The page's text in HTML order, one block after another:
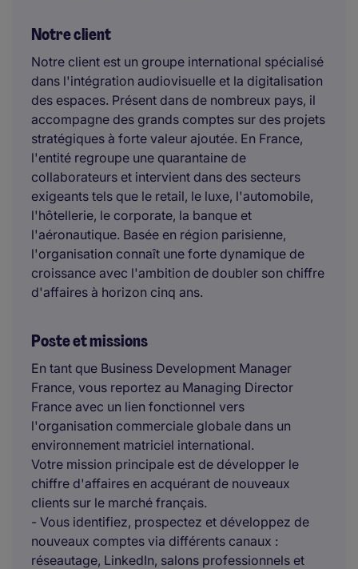
Notre client
Notre client est un groupe international spécialisé
dans l'intégration audiovisuelle et la digitalisation
des espaces. Présent dans de nombreux pays, il
accompagne des grands comptes sur des projets
stratégiques à forte valeur ajoutée. En France,
l'entité regroupe une quarantaine de
collaborateurs et intervient dans des secteurs
exigeants tels que le retail, le luxe, l'automobile,
l'hôtellerie, le corporate, la banque et
l'aéronautique. Basée en région parisienne,
l'organisation connaît une forte dynamique de
croissance avec l'ambition de doubler son chiffre
d'affaires à horizon cinq ans.
Poste et missions
En tant que Business Development Manager
France, vous reportez au Managing Director
France avec un lien fonctionnel vers
l'organisation commerciale globale dans un
environnement matriciel international.
Votre mission principale est de développer le
chiffre d'affaires en acquérant de nouveaux
clients sur le marché français.
- Vous identifiez, prospectez et développez de
nouveaux comptes via différents canaux :
réseautage, LinkedIn, salons professionnels et